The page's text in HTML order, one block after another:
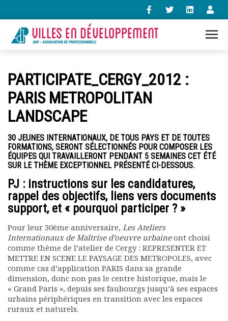
contact@villes-developpement.org
Accueil
Qui sommes-nous ?
Présentation vidéo
Le bureau
Vie de l’association
Calendrier des activités
Assemblées générales
Comptes rendus mensuels
Rapports moraux
Rapports financiers
Nous rejoindre
Le bulletin
Présentation du bulletin
Comité de rédaction
Bulletins Villes en
PARTICIPATE_CERGY_2012 :
PARIS METROPOLITAN
LANDSCAPE
30 JEUNES INTERNATIONAUX, DE TOUS PAYS ET DE TOUTES
FORMATIONS, SERONT SÉLECTIONNÉS POUR COMPOSER LES
ÉQUIPES QUI TRAVAILLERONT PENDANT 5 SEMAINES CET ÉTÉ
SUR LE THÈME EXCEPTIONNEL PRÉSENTÉ CI-DESSOUS.
PJ : instructions sur les candidatures,
rappel des objectifs, liens vers documents
support, et « pourquoi participer ? »
Pour leur 30ème anniversaire, Les Ateliers
Internationaux de Maîtrise d’oeuvre urbaineont choisi
comme thème de l’atelier de Cergy : REPRESENTER ET
METTRE EN SCENE LE PAYSAGE DES METROPOLES, avec
comme cas d’application PARIS dans sa grande
dimension, donc non pas le centre historique, mais le
« Grand Paris », depuis ses faubourgs jusqu’à ses espaces
urbains périphériques en transition avec les espaces
ruraux et naturels.